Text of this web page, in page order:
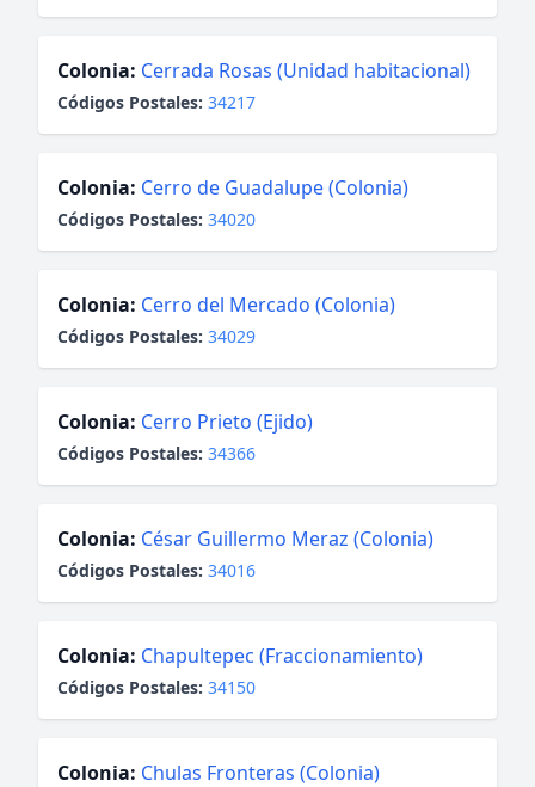
Colonia: Cerrada Rosas (Unidad habitacional)
Códigos Postales: 34217
Colonia: Cerro de Guadalupe (Colonia)
Códigos Postales: 34020
Colonia: Cerro del Mercado (Colonia)
Códigos Postales: 34029
Colonia: Cerro Prieto (Ejido)
Códigos Postales: 34366
Colonia: César Guillermo Meraz (Colonia)
Códigos Postales: 34016
Colonia: Chapultepec (Fraccionamiento)
Códigos Postales: 34150
Colonia: Chulas Fronteras (Colonia)